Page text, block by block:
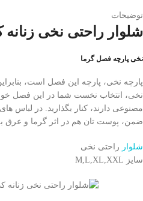
توضیحات
شلوار راحتی نخی زنانه کد
نخی پارچه فصل گرما
پارچه نخی، پارچه این فصل است،
نخی، انتخاب نخست شما در این فصل
مصنوعی دارند، کنار بگذارید. در لباس
ضمن، پوست تان هم در اثر گرما و عرق
شلوار راحتی نخی
سایز M,L,XL,XXL